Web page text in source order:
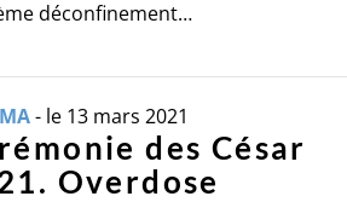
déconfinement…
- le 13 mars 2021
des César
Overdose